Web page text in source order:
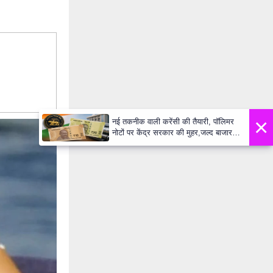
×
नई तकनीक वाली करेंसी की तैयारी, पॉलिमर
नोटों पर केंद्र सरकार की मुहर,जल्द बाजार में
दिखेंगे प्लास्टिक के ₹10 और ₹20 के नोट -